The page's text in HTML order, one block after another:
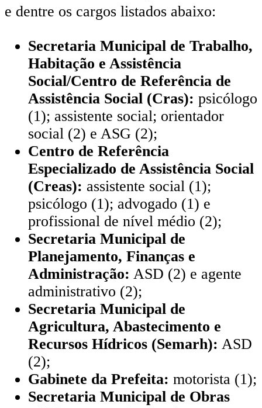
e dentre os cargos listados abaixo:
Secretaria Municipal de Trabalho,
Habitação e Assistência
Social/Centro de Referência de
Assistência Social (Cras): psicólogo
(1); assistente social; orientador
social (2) e ASG (2);
Centro de Referência
Especializado de Assistência Social
(Creas): assistente social (1);
psicólogo (1); advogado (1) e
profissional de nível médio (2);
Secretaria Municipal de
Planejamento, Finanças e
Administração: ASD (2) e agente
administrativo (2);
Secretaria Municipal de
Agricultura, Abastecimento e
Recursos Hídricos (Semarh): ASD
(2);
Gabinete da Prefeita: motorista (1);
Secretaria Municipal de Obras